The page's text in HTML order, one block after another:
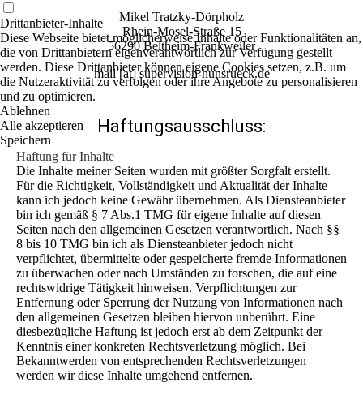
Mikel Tratzky-Dörpholz
Rhein-Mosel-Straße 15
56290 Beltheim-Frankweiler
mail [at] supervision-hunsrueck.de
Haftungsausschluss:
Haftung für Inhalte
Die Inhalte meiner Seiten wurden mit größter Sorgfalt erstellt.
Für die Richtigkeit, Vollständigkeit und Aktualität der Inhalte
kann ich jedoch keine Gewähr übernehmen. Als Diensteanbieter
bin ich gemäß § 7 Abs.1 TMG für eigene Inhalte auf diesen
Seiten nach den allgemeinen Gesetzen verantwortlich. Nach §§
8 bis 10 TMG bin ich als Diensteanbieter jedoch nicht
verpflichtet, übermittelte oder gespeicherte fremde Informationen
zu überwachen oder nach Umständen zu forschen, die auf eine
rechtswidrige Tätigkeit hinweisen. Verpflichtungen zur
Entfernung oder Sperrung der Nutzung von Informationen nach
den allgemeinen Gesetzen bleiben hiervon unberührt. Eine
diesbezügliche Haftung ist jedoch erst ab dem Zeitpunkt der
Kenntnis einer konkreten Rechtsverletzung möglich. Bei
Bekanntwerden von entsprechenden Rechtsverletzungen
werden wir diese Inhalte umgehend entfernen.
Drittanbieter-Inhalte
Diese Webseite bietet möglicherweise Inhalte oder Funktionalitäten an,
die von Drittanbietern eigenverantwortlich zur Verfügung gestellt
werden. Diese Drittanbieter können eigene Cookies setzen, z.B. um
die Nutzeraktivität zu verfolgen oder ihre Angebote zu personalisieren
und zu optimieren.
Ablehnen
Alle akzeptieren
Speichern